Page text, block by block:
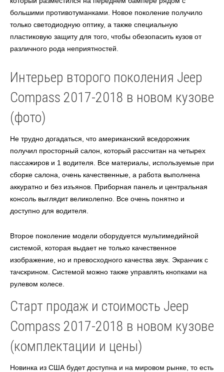
большими противотуманками. Новое поколение получило
только светодиодную оптику, а также специальную
пластиковую защиту для того, чтобы обезопасить кузов от
различного рода неприятностей.
Интерьер второго поколения Jeep
Compass 2017-2018 в новом кузове
(фото)
Не трудно догадаться, что американский вседорожник
получил просторный салон, который рассчитан на четырех
пассажиров и 1 водителя. Все материалы, используемые при
сборке салона, очень качественные, а работа выполнена
аккуратно и без изъянов. Приборная панель и центральная
консоль выглядит великолепно. Все очень понятно и
доступно для водителя.
Второе поколение модели оборудуется мультимедийной
системой, которая выдает не только качественное
изображение, но и превосходного качества звук. Экранчик с
тачскрином. Системой можно также управлять кнопками на
рулевом колесе.
Старт продаж и стоимость Jeep
Compass 2017-2018 в новом кузове
(комплектации и цены)
Новинка из США будет доступна и на мировом рынке, то есть